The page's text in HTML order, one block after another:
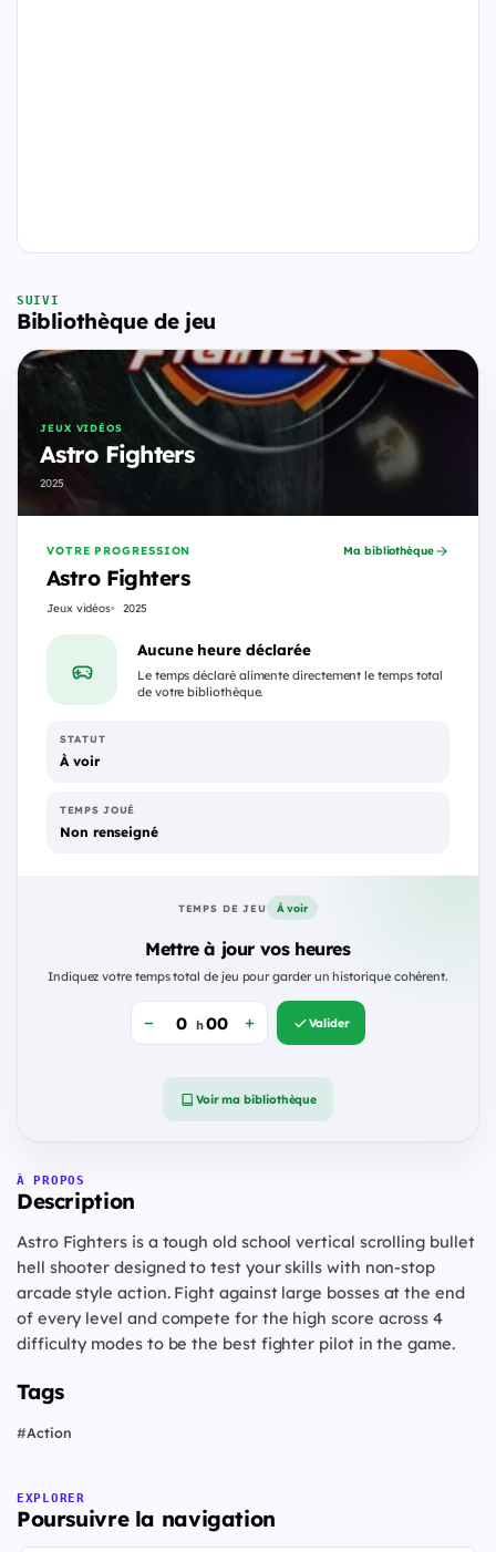
SUIVI
Bibliothèque de jeu
JEUX VIDÉOS
Astro Fighters
2025
VOTRE PROGRESSION
Astro Fighters
Jeux vidéos 2025
Ma bibliothèque
Aucune heure déclarée
Le temps déclaré alimente directement le temps total
de votre bibliothèque.
STATUT
À voir
TEMPS JOUÉ
Non renseigné
TEMPS DE JEU À voir
Mettre à jour vos heures
Indiquez votre temps total de jeu pour garder un historique cohérent.
h Valider
Voir ma bibliothèque
À PROPOS
Description
Astro Fighters is a tough old school vertical scrolling bullet
hell shooter designed to test your skills with non-stop
arcade style action. Fight against large bosses at the end
of every level and compete for the high score across 4
difficulty modes to be the best fighter pilot in the game.
Tags
#Action
EXPLORER
Poursuivre la navigation